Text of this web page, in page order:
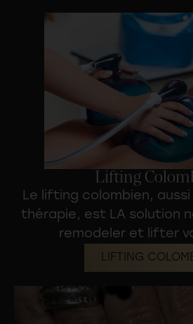
Lifting
Le lifting colombien,
thérapie, est LA solution
remodeler et lifter
LIFTING